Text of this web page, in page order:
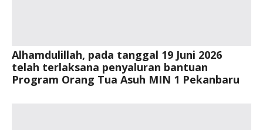
Alhamdulillah, pada tanggal 19 Juni 2026
telah terlaksana penyaluran bantuan
Program Orang Tua Asuh MIN 1 Pekanbaru